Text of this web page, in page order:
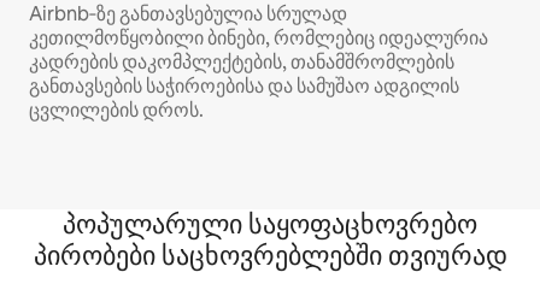
Airbnb‑ზე განთავსებულია სრულად
კეთილმოწყობილი ბინები, რომლებიც იდეალურია
კადრების დაკომპლექტების, თანამშრომლების
განთავსების საჭიროებისა და სამუშაო ადგილის
ცვლილების დროს.
პოპულარული საყოფაცხოვრებო
პირობები საცხოვრებლებში თვიურად